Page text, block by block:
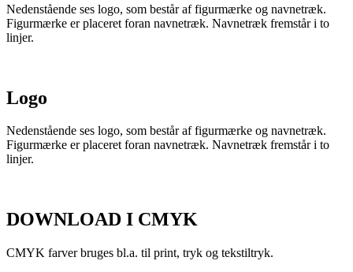
Nedenstående ses logo, som består af figurmærke og navnetræk.
Figurmærke er placeret foran navnetræk. Navnetræk fremstår i to
linjer.
Logo
Nedenstående ses logo, som består af figurmærke og navnetræk.
Figurmærke er placeret foran navnetræk. Navnetræk fremstår i to
linjer.
DOWNLOAD I CMYK
CMYK farver bruges bl.a. til print, tryk og tekstiltryk.